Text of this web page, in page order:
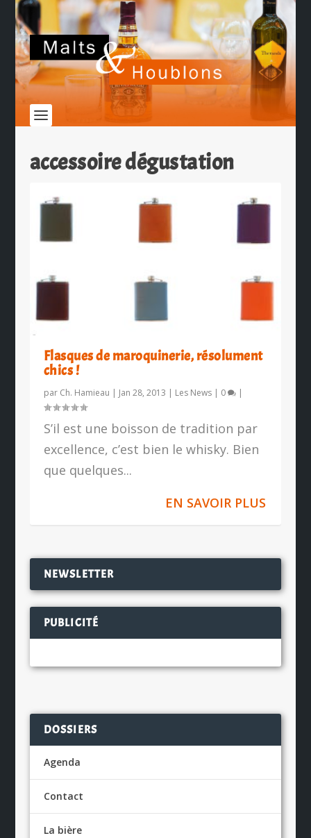
accessoire dégustation
Flasques de maroquinerie, résolument
chics !
par Ch. Hamieau | Jan 28, 2013 | Les News| 0 |
S’il est une boisson de tradition par
excellence, c’est bien le whisky. Bien
que quelques...
EN SAVOIR PLUS
NEWSLETTER
PUBLICITÉ
DOSSIERS
Agenda
Contact
La bière